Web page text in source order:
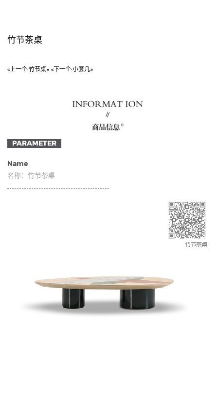
竹节茶桌
«上一个:竹节桌» «下一个:小套几»
PARAMETER
Name
名称： 竹节茶桌